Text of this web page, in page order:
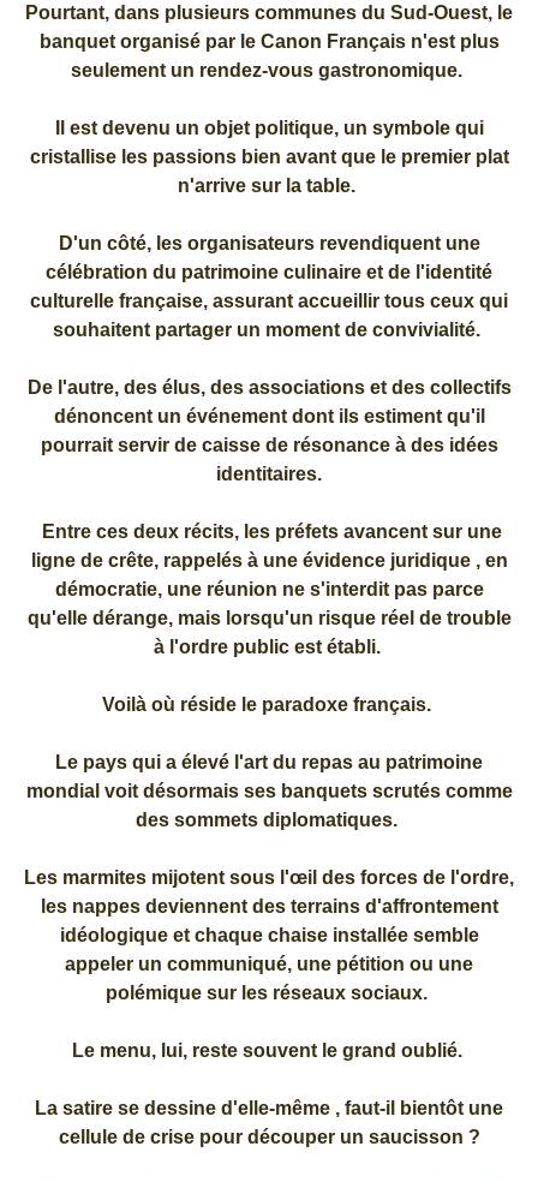
Pourtant, dans plusieurs communes du Sud-Ouest, le
banquet organisé par le Canon Français n'est plus
seulement un rendez-vous gastronomique.
Il est devenu un objet politique, un symbole qui
cristallise les passions bien avant que le premier plat
n'arrive sur la table.
D'un côté, les organisateurs revendiquent une
célébration du patrimoine culinaire et de l'identité
culturelle française, assurant accueillir tous ceux qui
souhaitent partager un moment de convivialité.
De l'autre, des élus, des associations et des collectifs
dénoncent un événement dont ils estiment qu'il
pourrait servir de caisse de résonance à des idées
identitaires.
Entre ces deux récits, les préfets avancent sur une
ligne de crête, rappelés à une évidence juridique , en
démocratie, une réunion ne s'interdit pas parce
qu'elle dérange, mais lorsqu'un risque réel de trouble
à l'ordre public est établi.
Voilà où réside le paradoxe français.
Le pays qui a élevé l'art du repas au patrimoine
mondial voit désormais ses banquets scrutés comme
des sommets diplomatiques.
Les marmites mijotent sous l'œil des forces de l'ordre,
les nappes deviennent des terrains d'affrontement
idéologique et chaque chaise installée semble
appeler un communiqué, une pétition ou une
polémique sur les réseaux sociaux.
Le menu, lui, reste souvent le grand oublié.
La satire se dessine d'elle-même , faut-il bientôt une
cellule de crise pour découper un saucisson ?